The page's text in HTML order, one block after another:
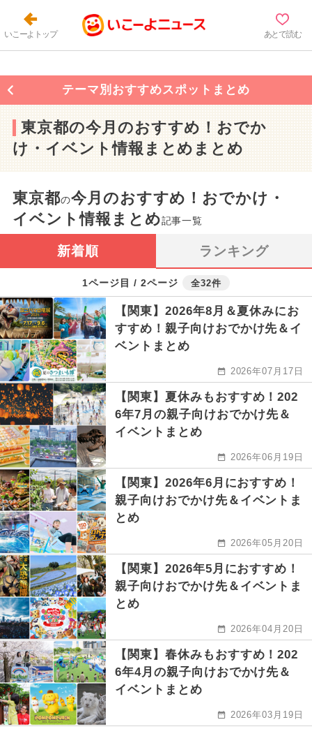
いこーよトップ あとで読む
テーマ別おすすめスポットまとめ
東京都の今月のおすすめ！おでか
け・イベント情報まとめまとめ
東京都の今月のおすすめ！おでかけ・
イベント情報まとめ記事一覧
新着順 ランキング
1ページ目 / 2ページ 全32件
【関東】2026年8月＆夏休みにお
すすめ！親子向けおでかけ先＆イ
ベントまとめ
2026年07月17日
【関東】夏休みもおすすめ！202
6年7月の親子向けおでかけ先＆
イベントまとめ
2026年06月19日
【関東】2026年6月におすすめ！
親子向けおでかけ先＆イベントま
とめ
2026年05月20日
【関東】2026年5月におすすめ！
親子向けおでかけ先＆イベントま
とめ
2026年04月20日
【関東】春休みもおすすめ！202
6年4月の親子向けおでかけ先＆
イベントまとめ
2026年03月19日